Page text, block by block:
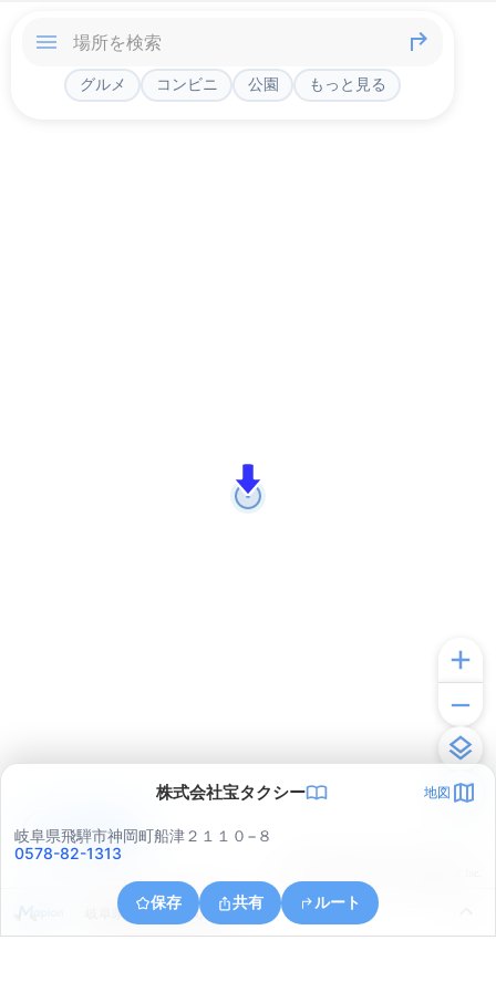
グルメ コンビニ 公園 もっと見る
株式会社宝タクシー 地図
岐阜県飛騨市神岡町船津２１１０−８
0578-82-1313
保存 共有 ルート
岐阜県飛騨市神岡町朝浦
アプリで見る